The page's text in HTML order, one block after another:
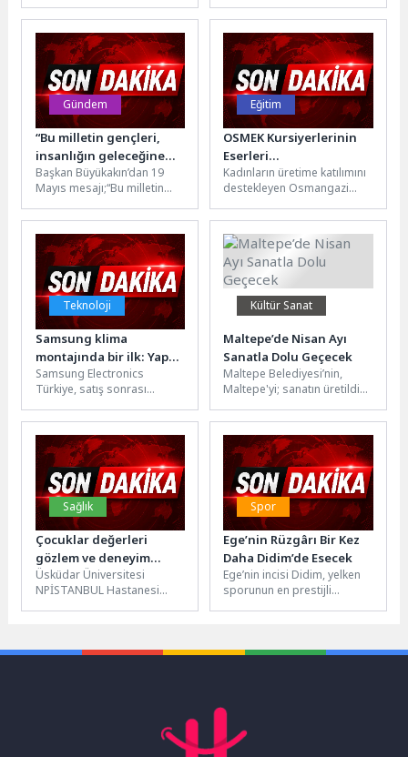
Türkiye Karting Şampiyonası
üçüncü ayağı...
platformlara giderek daha
fazla bel bağlayan tatilcileri
hedef almaya...
Gündem
“Bu milletin gençleri,
insanlığın geleceğine
yön verecektir”
Başkan Büyükakın’dan 19
Mayıs mesajı;“Bu milletin
geleceğine yön
verecektir”Kocaeli
Büyükşehir Belediye Başkanı
Tahir...
Eğitim
OSMEK Kursiyerlerinin
Eserleri
Hüdavendigar’da
Sergilendi
Kadınların üretime katılımını
destekleyen Osmangazi
kursiyerleri tarafından
hazırlanan yıl sonu sergisi,
Hüdavendigar Yetenek...
Teknoloji
Samsung klima
montajında bir ilk: Yapay
zekâ desteği ile kurulum
Samsung Electronics
Türkiye, satış sonrası
müşteri deneyimini ileri
taşıyan faaliyetleriyle
sektörde dikkat...
Kültür Sanat
Maltepe’de Nisan Ayı
Sanatla Dolu Geçecek
Maltepe Belediyesi’nin,
Maltepe'yi; sanatın üretildiği
olduğu yaşayan bir kültür
kenti haline...
Sağlık
Çocuklar değerleri
gözlem ve deneyim
yoluyla öğreniyor!
Üsküdar Üniversitesi
NPİSTANBUL Hastanesi
değerlerin, sosyal
Spor
Ege’nin Rüzgârı Bir Kez
Daha Didim’de Esecek
Ege’nin incisi Didim, yelken
sporunun en prestijli